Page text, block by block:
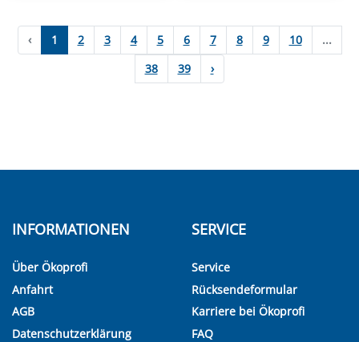
‹ 1 2 3 4 5 6 7 8 9 10
...
38
39 ›
INFORMATIONEN
Über Ökoprofi
Anfahrt
AGB
Datenschutzerklärung
SERVICE
Service
Rücksendeformular
Karriere bei Ökoprofi
FAQ